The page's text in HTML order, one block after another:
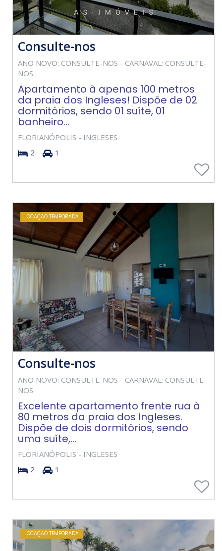
Consulte-nos
ANO NOVO: CONSULTE-NOS - CARNAVAL: CONSULTE-
NOS
Apartamento à apenas 100 metros
da praia dos Ingleses! Dispõe de 02
dormitórios, sendo 01 suíte, 01
banheiro...
FLORIANÓPOLIS - INGLESES
2
1
LOCAÇÃO TEMPORADA
Consulte-nos
ANO NOVO: CONSULTE-NOS - CARNAVAL: CONSULTE-
NOS
Excelente apartamento frente rua à
80 metros da praia dos Ingleses.
Dispõe de dois dormitórios, sendo
uma suíte,...
FLORIANÓPOLIS - INGLESES
2
1
LOCAÇÃO TEMPORADA